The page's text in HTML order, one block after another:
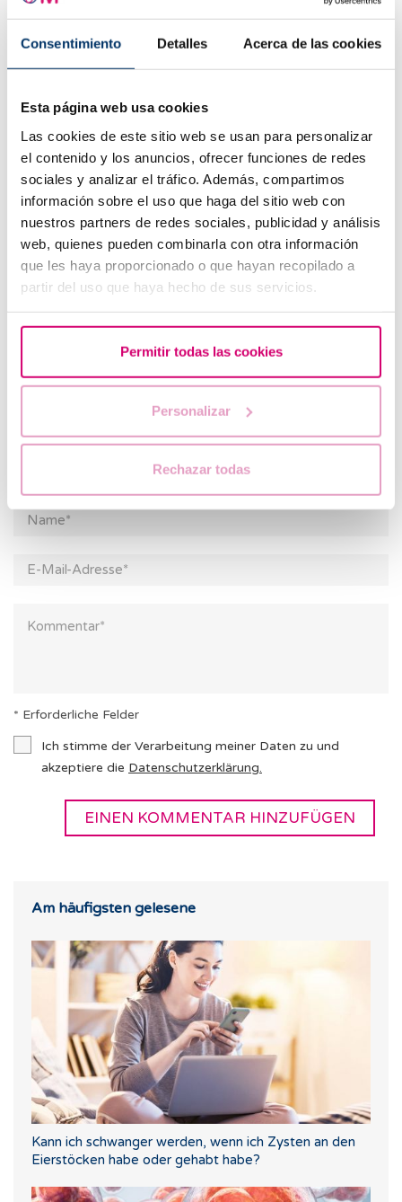
Consentimiento Detalles Acerca de las cookies
Esta página web usa cookies
Las cookies de este sitio web se usan para personalizar
el contenido y los anuncios, ofrecer funciones de redes
sociales y analizar el tráfico. Además, compartimos
información sobre el uso que haga del sitio web con
nuestros partners de redes sociales, publicidad y análisis
web, quienes pueden combinarla con otra información
que les haya proporcionado o que hayan recopilado a
partir del uso que haya hecho de sus servicios.
Permitir todas las cookies
Personalizar
Rechazar todas
Automatische Übersetzung
JOUANNE
Wir waren von unserer Erfahrung mit IVF nicht
nur deshalb begeistert, weil unsere Tochter am
29. April 2022 ankam unser Projekt. Im
Gegensatz zu anderen Kliniken, in denen wir
zuerst das Gefühl hatten, ein finanzieller
Glücksfall zu sein, bevor wir Menschen wurden.
Vielen Dank an alle IVF-Teams.
Hinterlasse einen Kommentar
Leider kommt es wegen dem hohen Aufkommen an
Anfragen zu verlängerten Wartezeiten, bis wir auf alle
Antwort auf Ihre Frage/n in unseremFAQ
* Erforderliche Felder
Ich stimme der Verarbeitung meiner Daten zu und
akzeptiere die Datenschutzerklärung.
Am häufigsten gelesene
Kann ich schwanger werden, wenn ich Zysten an den
Eierstöcken habe oder gehabt habe?